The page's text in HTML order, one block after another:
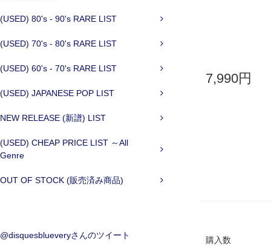
(USED) 80's - 90's RARE LIST
(USED) 70's - 80's RARE LIST
(USED) 60's - 70's RARE LIST
(USED) JAPANESE POP LIST
NEW RELEASE (新譜) LIST
(USED) CHEAP PRICE LIST ～All
Genre
OUT OF STOCK (販売済み商品)
@disquesblueveryさんのツイート
7,990円
購入数